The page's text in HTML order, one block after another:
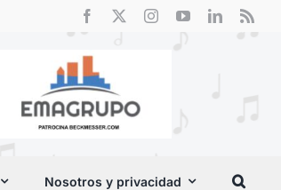
Nosotros y privacidad